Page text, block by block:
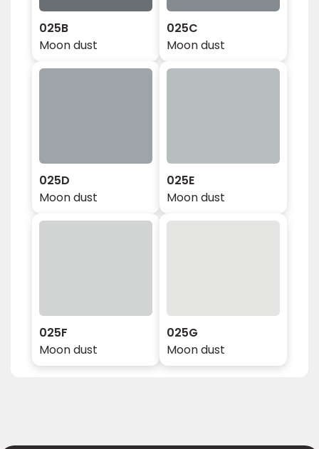
025B
Moon dust
025C
Moon dust
025D
Moon dust
025E
Moon dust
025F
Moon dust
025G
Moon dust